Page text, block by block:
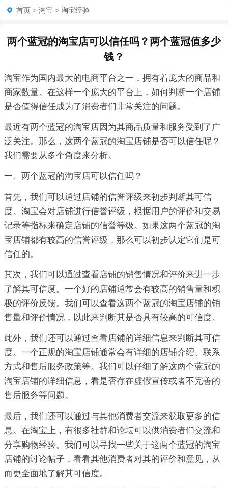
首页 > 淘宝 > 淘宝经验
两个蓝冠的淘宝店可以信任吗？两个蓝冠值多少
钱？
淘宝作为国内最大的电商平台之一，拥有着庞大的商品和
商家数量。在这样一个庞大的平台上，如何判断一个店铺
是否值得信任成为了消费者们非常关注的问题。
最近有两个蓝冠的淘宝店因为其商品质量和服务受到了广
泛关注。那么，这两个蓝冠的淘宝店铺是否可以信任呢？
我们需要从多个角度来分析。
一、两个蓝冠的淘宝店可以信任吗？
首先，我们可以通过店铺的信誉评级来初步判断其可信
度。淘宝会对店铺进行信誉评级，根据用户的评价和交易
记录等指标来确定店铺的信誉等级。如果这两个蓝冠的淘
宝店铺都有较高的信誉评级，那么可以初步认定它们是可
信任的。
其次，我们可以通过查看店铺的销售情况和评价来进一步
了解其可信度。一个好的店铺通常会有较高的销售量和积
极的评价反馈。我们可以查看这两个蓝冠的淘宝店铺的销
售量和评价情况，以此来判断其是否具有较高的可信度。
此外，我们还可以通过查看店铺的详细信息来判断其可信
度。一个正规的淘宝店铺通常会有详细的店铺介绍、联系
方式和售后服务政策等。我们可以仔细了解这两个蓝冠的
淘宝店铺的详细信息，看是否存在虚假宣传或者不完善的
售后服务等问题。
最后，我们还可以通过与其他消费者交流来获取更多的信
息。在淘宝上，有很多社群和论坛可以供消费者们交流和
分享购物经验。我们可以寻找一些关于这两个蓝冠的淘宝
店铺的讨论帖子，看看其他消费者对其的评价和意见，从
而更全面地了解其可信度。